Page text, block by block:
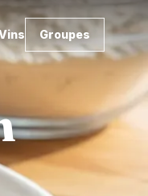
Groupes